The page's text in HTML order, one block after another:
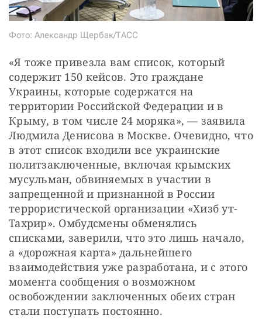
Фото: Александр Щербак/ТАСС
«Я тоже привезла вам список, который
содержит 150 кейсов. Это граждане
Украины, которые содержатся на
территории Российской Федерации и в
Крыму, в том числе 24 моряка», — заявила
Людмила Денисова в Москве. Очевидно, что
в этот список входили все украинские
политзаключенные, включая крымских
мусульман, обвиняемых в участии в
запрещенной и признанной в России
террористической организации «Хизб ут-
Тахрир». Омбудсмены обменялись
списками, заверили, что это лишь начало,
а «дорожная карта» дальнейшего
взаимодействия уже разработана, и с этого
момента сообщения о возможном
освобождении заключенных обеих стран
стали поступать постоянно.